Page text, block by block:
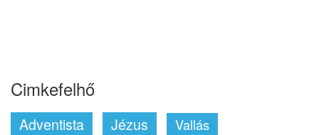
Cimkefelhő
Adventista Jézus Vallás